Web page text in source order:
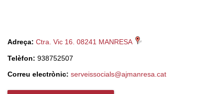
Adreça: Ctra. Vic 16. 08241 MANRESA
Telèfon: 938752507
Correu electrònic: serveissocials@ajmanresa.cat